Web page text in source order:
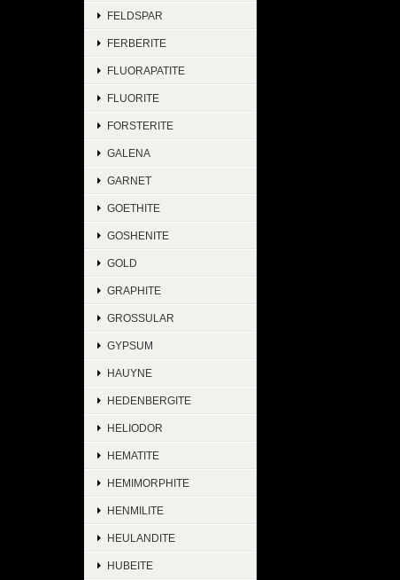
FELDSPAR
FERBERITE
FLUORAPATITE
FLUORITE
FORSTERITE
GALENA
GARNET
GOETHITE
GOSHENITE
GOLD
GRAPHITE
GROSSULAR
GYPSUM
HAUYNE
HEDENBERGITE
HELIODOR
HEMATITE
HEMIMORPHITE
HENMILITE
HEULANDITE
HUBEITE